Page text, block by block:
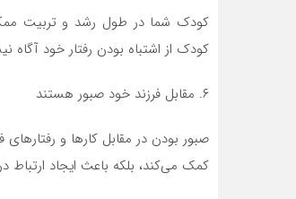
کودک شما در طول رشد و تربیت
کودک از اشتباه بودن رفتار خود آگاه
۶. مقابل فرزند خود صبور هستند
صبور بودن در مقابل کار‌ها و
کمک می‌کند، بلکه باعث ایجاد ارتباط